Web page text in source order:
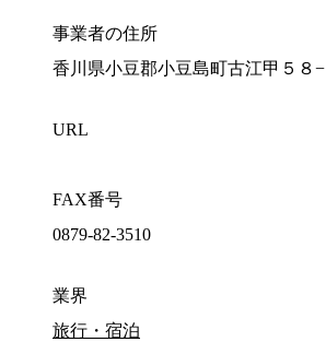
事業者の住所
香川県小豆郡小豆島町古江甲５８−
URL
FAX番号
0879-82-3510
業界
旅行・宿泊